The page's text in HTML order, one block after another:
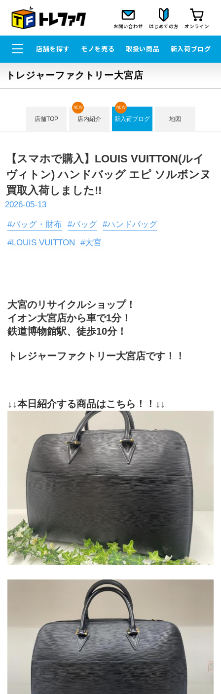
お問い合わせ はじめての方 オンライン
店舗を探す モノを売る 取扱い商品 新入荷ブログ
トレジャーファクトリー大宮店
店舗TOP 店内紹介
NEW
新入荷ブログ
NEW
地図
【スマホで購入】LOUIS VUITTON(ルイ
ヴィトン) ハンドバッグ エピ ソルボンヌ
買取入荷しました!!
2026-05-13
#バッグ・財布 #バッグ #ハンドバッグ
#LOUIS VUITTON
#大宮
大宮のリサイクルショップ！
イオン大宮店から車で1分！
鉄道博物館駅、徒歩10分！
トレジャーファクトリー大宮店です！！
↓↓本日紹介する商品はこちら！！↓↓